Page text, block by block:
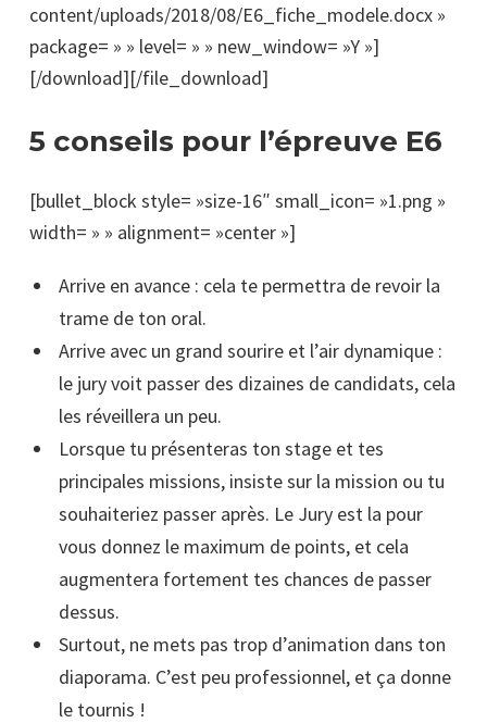
content/uploads/2018/08/E6_fiche_modele.docx »
package= » » level= » » new_window= »Y »]
[/download][/file_download]
5 conseils pour l’épreuve E6
[bullet_block style= »size-16″ small_icon= »1.png »
width= » » alignment= »center »]
Arrive en avance : cela te permettra de revoir la
trame de ton oral.
Arrive avec un grand sourire et l’air dynamique :
le jury voit passer des dizaines de candidats, cela
les réveillera un peu.
Lorsque tu présenteras ton stage et tes
principales missions, insiste sur la mission ou tu
souhaiteriez passer après. Le Jury est la pour
vous donnez le maximum de points, et cela
augmentera fortement tes chances de passer
dessus.
Surtout, ne mets pas trop d’animation dans ton
diaporama. C’est peu professionnel, et ça donne
le tournis !